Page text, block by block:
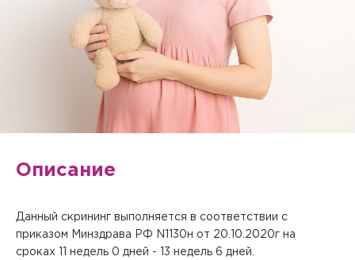
Описание
Данный скрининг выполняется в соответствии с
приказом Минздрава РФ N1130н от 20.10.2020г на
сроках 11 недель 0 дней - 13 недель 6 дней.
Вызов врача на дом